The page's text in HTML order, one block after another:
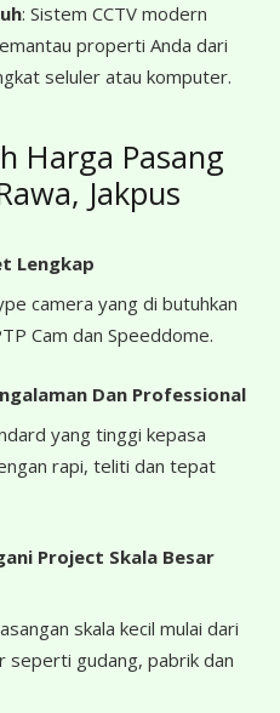
: Sistem CCTV modern
properti Anda dari
seluler atau komputer.
Harga Pasang
Jakpus
Lengkap
camera yang di butuhkan
Cam dan Speeddome.
Dan Professional
yang tinggi kepasa
rapi, teliti dan tepat
Project Skala Besar
skala kecil mulai dari
seperti gudang, pabrik dan